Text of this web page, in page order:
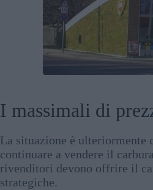
I massimali di
La situazione è
continuare a vendere il
rivenditori devono offrire il
strategiche.